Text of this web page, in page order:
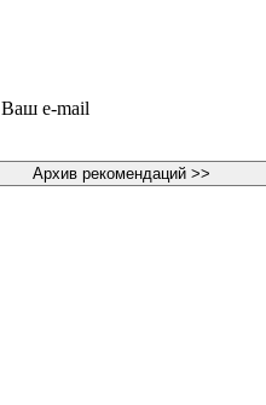
Ваш e-mail